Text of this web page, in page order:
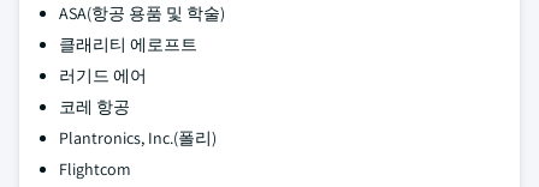
ASA(항공 용품 및 학술)
클래리티 에로프트
러기드 에어
코레 항공
Plantronics, Inc.(폴리)
Flightcom